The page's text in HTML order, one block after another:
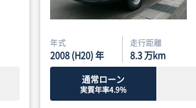
年式
2008 (H20) 年
走行距離
8.3万km
通常ローン
実質年率4.9%